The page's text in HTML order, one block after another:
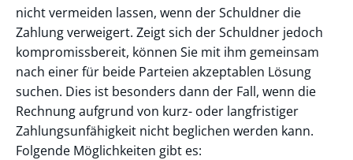
nicht vermeiden lassen, wenn der Schuldner die
Zahlung verweigert. Zeigt sich der Schuldner jedoch
kompromissbereit, können Sie mit ihm gemeinsam
nach einer für beide Parteien akzeptablen Lösung
suchen. Dies ist besonders dann der Fall, wenn die
Rechnung aufgrund von kurz- oder langfristiger
Zahlungsunfähigkeit nicht beglichen werden kann.
Folgende Möglichkeiten gibt es: